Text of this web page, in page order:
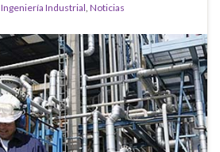
Ingeniería Industrial Noticias